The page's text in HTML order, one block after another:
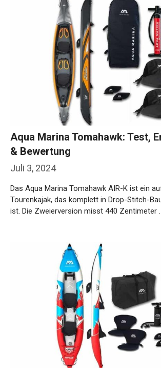
Juli 3, 2024
Aqua Marina Tomahawk: Test,
& Bewertung
Das Aqua Marina Tomahawk AIR-K ist ein
Tourenkajak, das komplett in Drop-Stitch-
ist. Die Zweierversion misst 440 Zentimeter